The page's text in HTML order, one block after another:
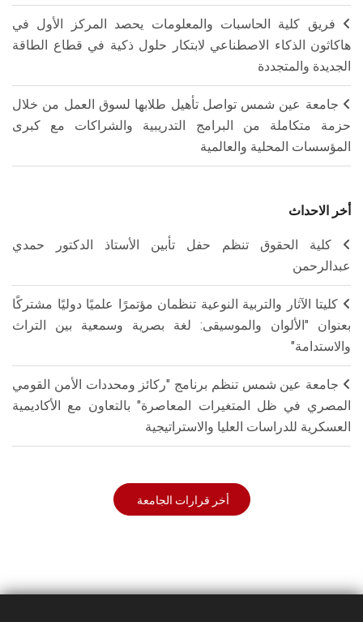
فريق كلية الحاسبات والمعلومات يحصد المركز الأول في
هاكاثون الذكاء الاصطناعي لابتكار حلول ذكية في قطاع الطاقة
الجديدة والمتجددة
جامعة عين شمس تواصل تأهيل طلابها لسوق العمل من خلال
حزمة متكاملة من البرامج التدريبية والشراكات مع كبرى
المؤسسات المحلية والعالمية
أخر الاحداث
كلية الحقوق تنظم حفل تأبين الأستاذ الدكتور حمدي
عبدالرحمن
كليتا الآثار والتربية النوعية تنظمان مؤتمرًا علميًا دوليًا مشتركًا
بعنوان "الألوان والموسيقى: لغة بصرية وسمعية بين التراث
والاستدامة"
جامعة عين شمس تنظم برنامج "ركائز ومحددات الأمن القومي
المصري في ظل المتغيرات المعاصرة" بالتعاون مع الأكاديمية
العسكرية للدراسات العليا والاستراتيجية
أخر قرارات الجامعة